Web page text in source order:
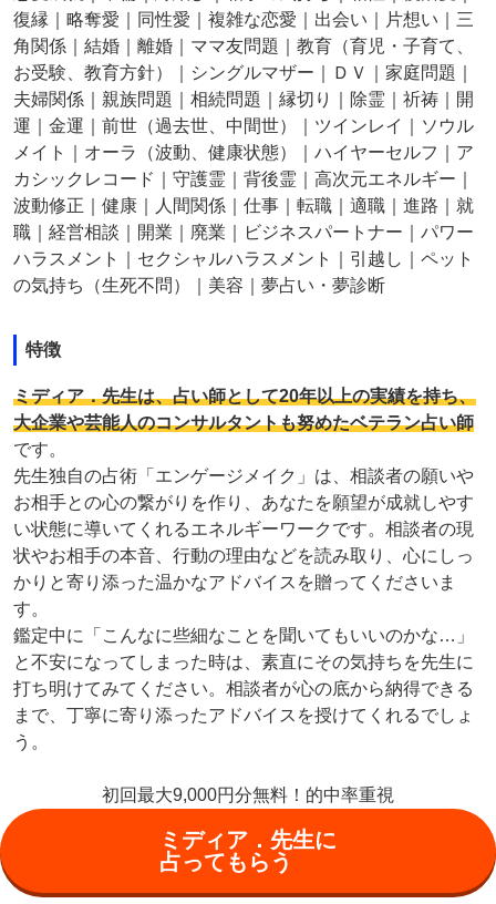
復縁｜略奪愛｜同性愛｜複雑な恋愛｜出会い｜片想い｜三
角関係｜結婚｜離婚｜ママ友問題｜教育（育児・子育て、
お受験、教育方針）｜シングルマザー｜ＤＶ｜家庭問題｜
夫婦関係｜親族問題｜相続問題｜縁切り｜除霊｜祈祷｜開
運｜金運｜前世（過去世、中間世）｜ツインレイ｜ソウル
メイト｜オーラ（波動、健康状態）｜ハイヤーセルフ｜ア
カシックレコード｜守護霊｜背後霊｜高次元エネルギー｜
波動修正｜健康｜人間関係｜仕事｜転職｜適職｜進路｜就
職｜経営相談｜開業｜廃業｜ビジネスパートナー｜パワー
ハラスメント｜セクシャルハラスメント｜引越し｜ペット
の気持ち（生死不問）｜美容｜夢占い・夢診断
特徴
ミディア．先生は、占い師として20年以上の実績を持ち、
大企業や芸能人のコンサルタントも努めたベテラン占い師
です。
先生独自の占術「エンゲージメイク」は、相談者の願いや
お相手との心の繋がりを作り、あなたを願望が成就しやす
い状態に導いてくれるエネルギーワークです。相談者の現
状やお相手の本音、行動の理由などを読み取り、心にしっ
かりと寄り添った温かなアドバイスを贈ってくださいま
す。
鑑定中に「こんなに些細なことを聞いてもいいのかな…」
と不安になってしまった時は、素直にその気持ちを先生に
打ち明けてみてください。相談者が心の底から納得できる
まで、丁寧に寄り添ったアドバイスを授けてくれるでしょ
う。
初回最大9,000円分無料！的中率重視
ミディア．先生に
占ってもらう